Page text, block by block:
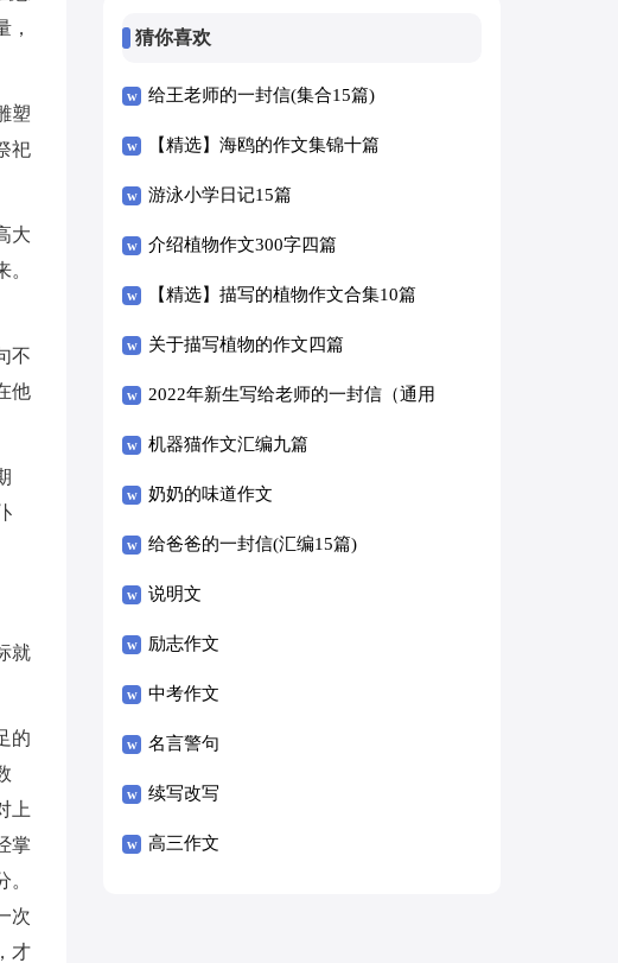
，
塑
祀
大
不
他
就
的
上
掌
次
才
猜你喜欢
给王老师的一封信(集合15篇)
【精选】海鸥的作文集锦十篇
游泳小学日记15篇
介绍植物作文300字四篇
【精选】描写的植物作文合集10篇
关于描写植物的作文四篇
2022年新生写给老师的一封信（通用
8篇）
机器猫作文汇编九篇
奶奶的味道作文
给爸爸的一封信(汇编15篇)
说明文
励志作文
中考作文
名言警句
续写改写
高三作文